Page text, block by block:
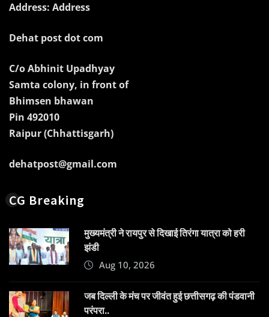
Address: Address
Dehat post dot com
C/o Abhinit Upadhyay
Samta colony, in front of
Bhimsen bhawan
Pin 492010
Raipur (Chhattisgarh)
dehatpost@gmail.com
CG Breaking
मुख्यमंत्री ने रायपुर से दिखाई तिरंगा यात्रा को हरी
झंडी
Aug 10, 2026
जब दिल्ली के मंच पर जीवंत हुई छत्तीसगढ़ की पंडवानी
परंपरा..